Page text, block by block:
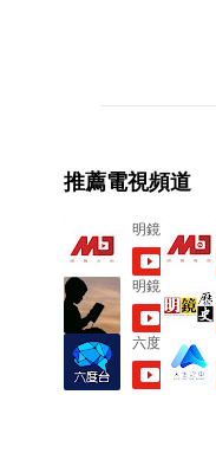
n
t
s
推薦電視頻道